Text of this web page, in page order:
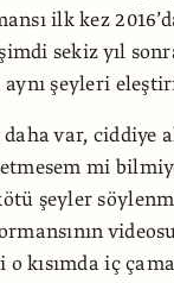
ilk kez
sekiz yıl
aynı şeyleri
var, ciddiye
mi
şeyler
o kısımda iç